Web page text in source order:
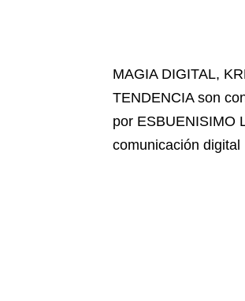
MAGIA DIGITAL,
TENDENCIAson
por ESBUENISIMO
comunicación digital